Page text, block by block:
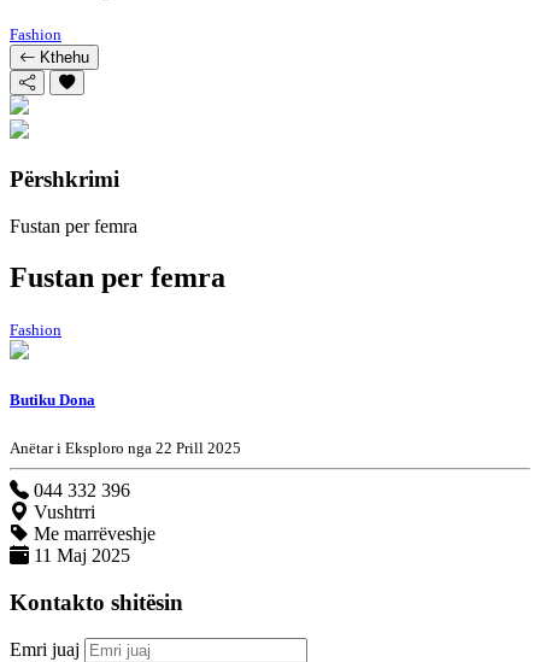
Fashion
Kthehu
Përshkrimi
Fustan per femra
Fustan per femra
Fashion
Butiku Dona
Anëtar i Eksploro nga 22 Prill 2025
044 332 396
Vushtrri
Me marrëveshje
11 Maj 2025
Kontakto shitësin
Emri juaj